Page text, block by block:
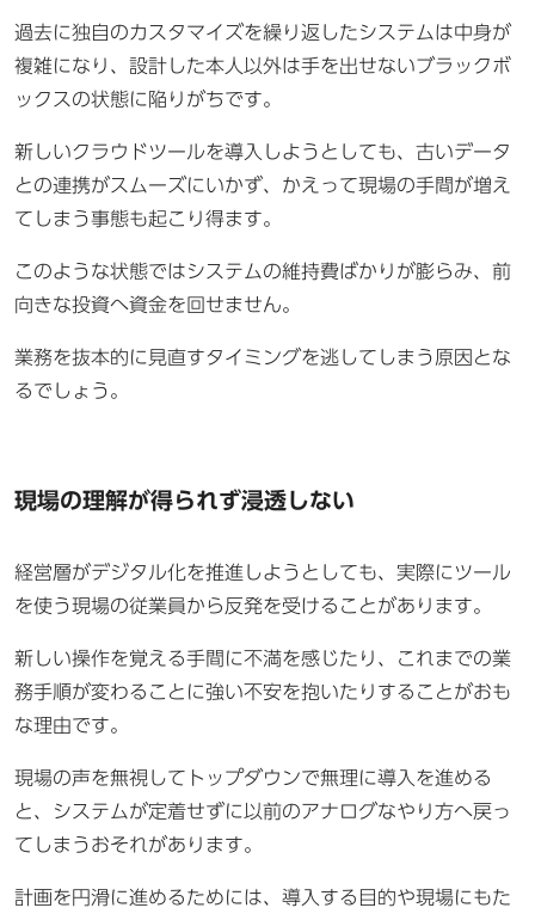
過去に独自のカスタマイズを繰り返したシステムは中身が
複雑になり、設計した本人以外は手を出せないブラックボ
ックスの状態に陥りがちです。
新しいクラウドツールを導入しようとしても、古いデータ
との連携がスムーズにいかず、かえって現場の手間が増え
てしまう事態も起こり得ます。
このような状態ではシステムの維持費ばかりが膨らみ、前
向きな投資へ資金を回せません。
業務を抜本的に見直すタイミングを逃してしまう原因とな
るでしょう。
現場の理解が得られず浸透しない
経営層がデジタル化を推進しようとしても、実際にツール
を使う現場の従業員から反発を受けることがあります。
新しい操作を覚える手間に不満を感じたり、これまでの業
務手順が変わることに強い不安を抱いたりすることがおも
な理由です。
現場の声を無視してトップダウンで無理に導入を進める
と、システムが定着せずに以前のアナログなやり方へ戻っ
てしまうおそれがあります。
計画を円滑に進めるためには、導入する目的や現場にもた